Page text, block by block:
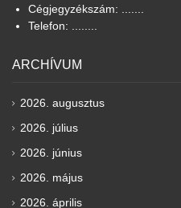
Cégjegyzékszám: .......
Telefon: ........
ARCHÍVUM
2026. augusztus
2026. július
2026. június
2026. május
2026. április